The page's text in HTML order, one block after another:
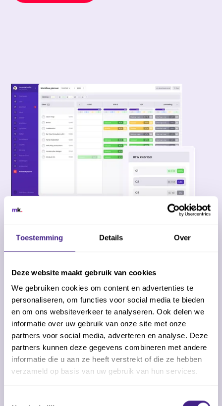
Toestemming Details Over
Deze website maakt gebruik van cookies
We gebruiken cookies om content en advertenties te
personaliseren, om functies voor social media te bieden
en om ons websiteverkeer te analyseren. Ook delen we
informatie over uw gebruik van onze site met onze
partners voor social media, adverteren en analyse. Deze
partners kunnen deze gegevens combineren met andere
informatie die u aan ze heeft verstrekt of die ze hebben
verzameld op basis van uw gebruik van hun services.
Altijd inzicht in
klantcommunicatie
Werkt jouw accountantskantoor nog steeds met
verschillende mailboxen? Centraliseer deze
communicatie. Zo werk je sneller en veiliger én heb
je altijd inzicht in het klantcontact.
Communiceer direct met klanten